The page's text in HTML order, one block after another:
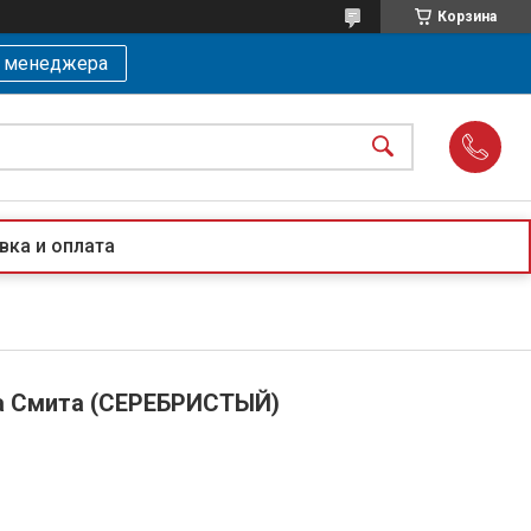
Корзина
менеджера
и оплата
Смита (СЕРЕБРИСТЫЙ)